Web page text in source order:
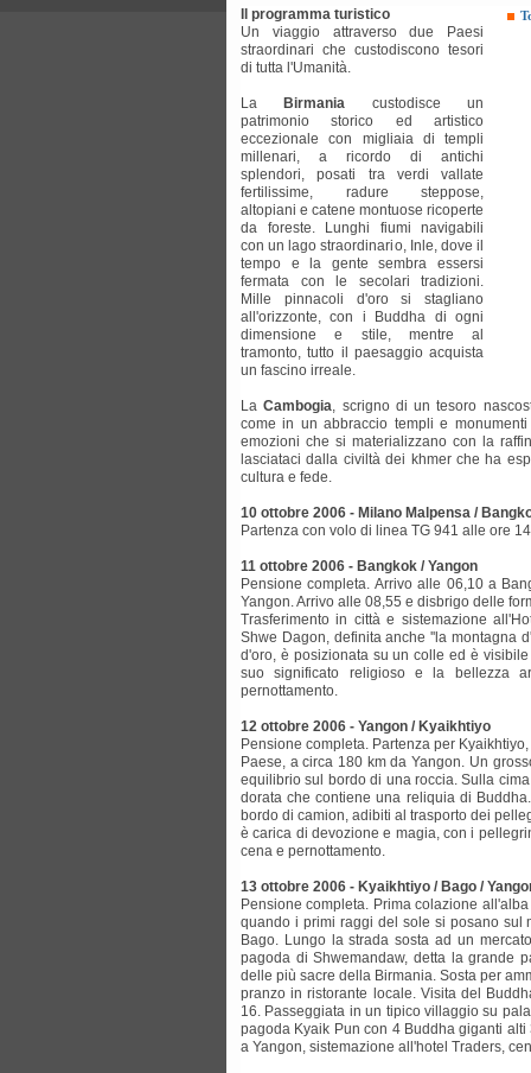
Il programma turistico
Un viaggio attraverso due Paesi
straordinari che custodiscono tesori
di tutta l'Umanità.
La Birmania custodisce un
patrimonio storico ed artistico
eccezionale con migliaia di templi
millenari, a ricordo di antichi
splendori, posati tra verdi vallate
fertilissime, radure steppose,
altopiani e catene montuose ricoperte
da foreste. Lunghi fiumi navigabili
con un lago straordinario, Inle, dove il
tempo e la gente sembra essersi
fermata con le secolari tradizioni.
Mille pinnacoli d'oro si stagliano
all'orizzonte, con i Buddha di ogni
dimensione e stile, mentre al
tramonto, tutto il paesaggio acquista
un fascino irreale.
LaCambogia, scrigno di un tesoro
come in un abbraccio templi e
emozioni che si materializzano con la
lasciataci dalla civiltà dei khmer che ha
cultura e fede.
10 ottobre 2006 - Milano Malpensa /
Partenza con volo di linea TG 941 alle ore
11 ottobre 2006 - Bangkok / Yangon
Pensione completa. Arrivo alle 06,10 a
Yangon. Arrivo alle 08,55 e disbrigo delle
Trasferimento in città e sistemazione
Shwe Dagon, definita anche ''la montagna
d'oro, è posizionata su un colle ed è
suo significato religioso e la bellezza
pernottamento.
12 ottobre 2006 - Yangon / Kyaikhtiyo
Pensione completa. Partenza per
Paese, a circa 180 km da Yangon. Un
equilibrio sul bordo di una roccia. Sulla
dorata che contiene una reliquia di
bordo di camion, adibiti al trasporto dei
è carica di devozione e magia, con i
cena e pernottamento.
13 ottobre 2006 - Kyaikhtiyo / Bago /
Pensione completa. Prima colazione
quando i primi raggi del sole si posano sul
Bago. Lungo la strada sosta ad un
pagoda di Shwemandaw, detta la grande
delle più sacre della Birmania. Sosta per
pranzo in ristorante locale. Visita del
16. Passeggiata in un tipico villaggio su
pagoda Kyaik Pun con 4 Buddha giganti
a Yangon, sistemazione all'hotel Traders,